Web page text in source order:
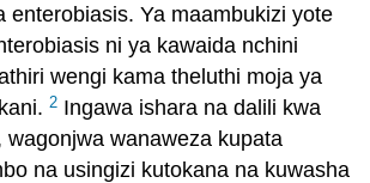
enterobiasis. Ya maambukizi yote
ni ya kawaida nchini
wengi kama theluthi moja ya
2 Ingawa ishara na dalili kwa
wagonjwa wanaweza kupata
na usingizi kutokana na kuwasha